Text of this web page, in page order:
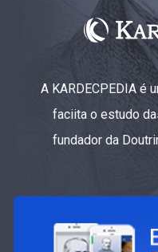
A KARDECPEDIA é
faciita o estudo
fundador da